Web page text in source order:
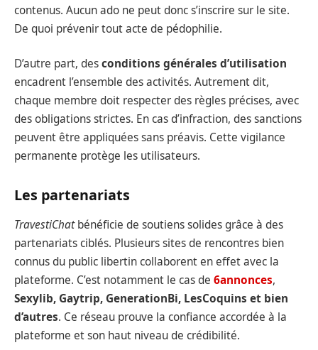
contenus. Aucun ado ne peut donc s’inscrire sur le site.
De quoi prévenir tout acte de pédophilie.
D’autre part, desconditions générales d’utilisation
encadrent l’ensemble des activités. Autrement dit,
chaque membre doit respecter des règles précises, avec
des obligations strictes. En cas d’infraction, des sanctions
peuvent être appliquées sans préavis. Cette vigilance
permanente protège les utilisateurs.
Les partenariats
TravestiChatbénéficie de soutiens solides grâce à des
partenariats ciblés. Plusieurs sites de rencontres bien
connus du public libertin collaborent en effet avec la
plateforme. C’est notamment le cas de 6annonces,
Sexylib, Gaytrip, GenerationBi, LesCoquins et bien
d’autres. Ce réseau prouve la confiance accordée à la
plateforme et son haut niveau de crédibilité.